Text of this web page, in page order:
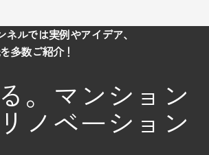
ネルでは実例やアイデア、
多数ご紹介！
。マンション
ノベーション